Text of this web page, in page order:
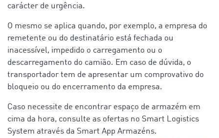
carácter de urgência.
O mesmo se aplica quando, por exemplo, a empresa do
remetente ou do destinatário está fechada ou
inacessível, impedido o carregamento ou o
descarregamento do camião. Em caso de dúvida, o
transportador tem de apresentar um comprovativo do
bloqueio ou do encerramento da empresa.
Caso necessite de encontrar espaço de armazém em
cima da hora, consulte as ofertas no Smart Logistics
System através da Smart App Armazéns.